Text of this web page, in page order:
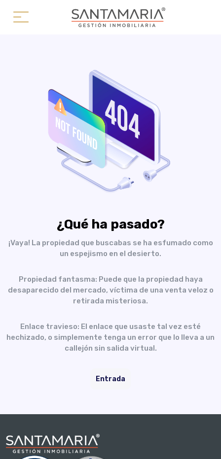
¿Qué ha pasado?
¡Vaya! La propiedad que buscabas se ha esfumado como
un espejismo en el desierto.
Propiedad fantasma: Puede que la propiedad haya
desaparecido del mercado, víctima de una venta veloz o
retirada misteriosa.
Enlace travieso: El enlace que usaste tal vez esté
hechizado, o simplemente tenga un error que lo lleva a un
callejón sin salida virtual.
Entrada